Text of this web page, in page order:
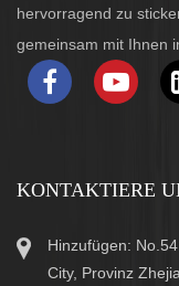
hervorragend zu
gemeinsam mit Ihnen
KONTAKTIERE
Hinzufügen:
City, Provinz